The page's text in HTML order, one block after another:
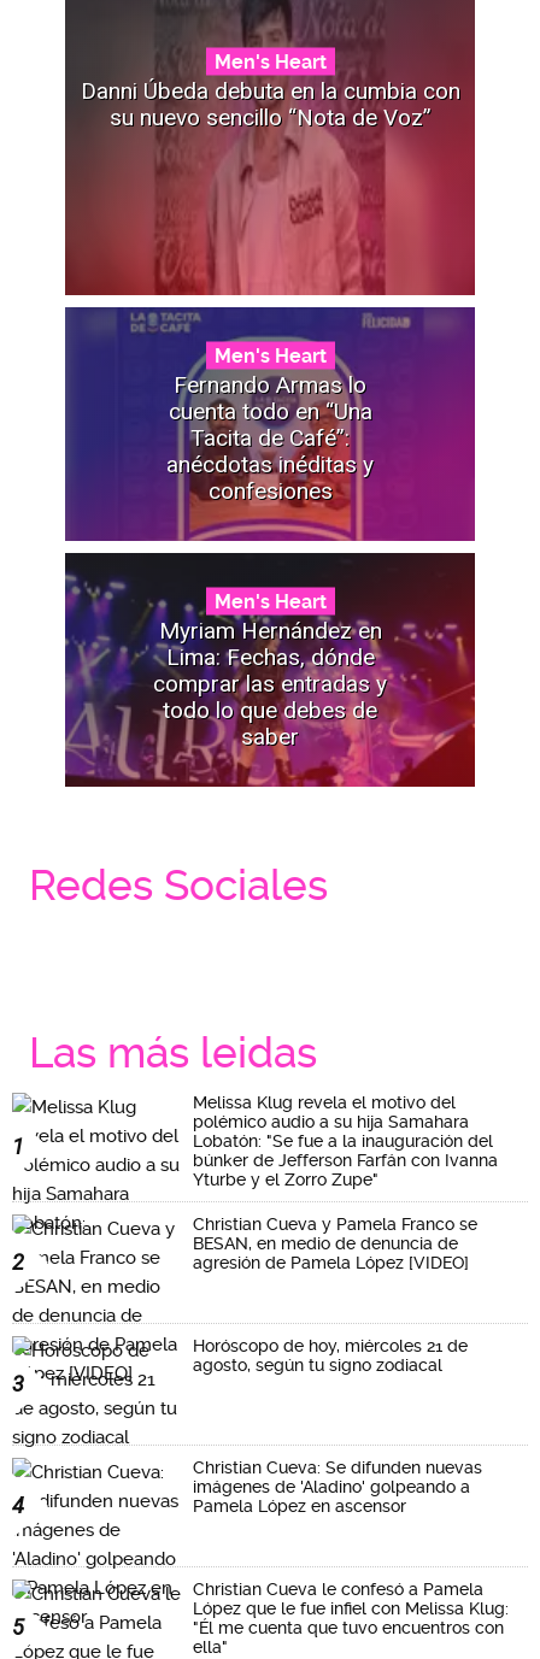
Men's Heart
Danni Úbeda debuta en la cumbia con
su nuevo sencillo “Nota de Voz”
Men's Heart
Fernando Armas lo
cuenta todo en “Una
Tacita de Café”:
anécdotas inéditas y
confesiones
Men's Heart
Myriam Hernández en
Lima: Fechas, dónde
comprar las entradas y
todo lo que debes de
saber
Redes Sociales
Las más leidas
1
Melissa Klug revela el motivo del
polémico audio a su hija Samahara
Lobatón: "Se fue a la inauguración del
búnker de Jefferson Farfán con Ivanna
Yturbe y el Zorro Zupe"
2
Christian Cueva y Pamela Franco se
BESAN, en medio de denuncia de
agresión de Pamela López [VIDEO]
3
Horóscopo de hoy, miércoles 21 de
agosto, según tu signo zodiacal
4
Christian Cueva: Se difunden nuevas
imágenes de 'Aladino' golpeando a
Pamela López en ascensor
5
Christian Cueva le confesó a Pamela
López que le fue infiel con Melissa Klug:
"Él me cuenta que tuvo encuentros con
ella"